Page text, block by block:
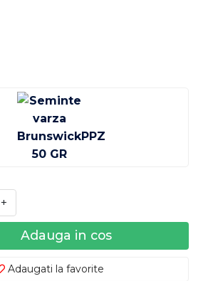
+
Adauga in cos
Adaugati la favorite